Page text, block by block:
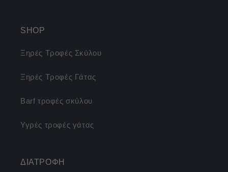
SHOP
Ξηρές Τροφές Σκύλου
Ξηρές Τροφές Γάτας
Barf τροφές σκύλου
Υγρές τροφές γάτας
ΔΙΑΤΡΟΦΗ